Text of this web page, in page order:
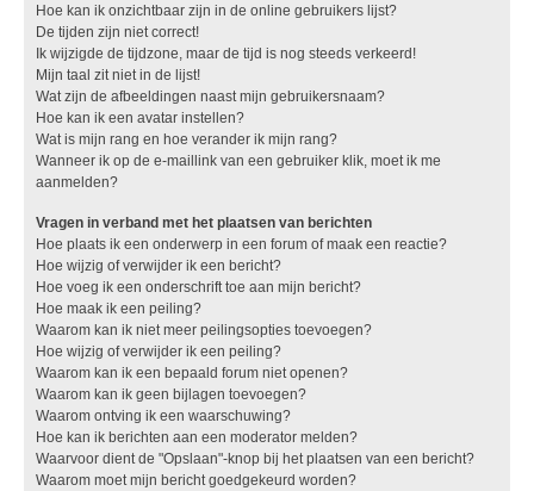
Hoe kan ik onzichtbaar zijn in de online gebruikers lijst?
De tijden zijn niet correct!
Ik wijzigde de tijdzone, maar de tijd is nog steeds verkeerd!
Mijn taal zit niet in de lijst!
Wat zijn de afbeeldingen naast mijn gebruikersnaam?
Hoe kan ik een avatar instellen?
Wat is mijn rang en hoe verander ik mijn rang?
Wanneer ik op de e-maillink van een gebruiker klik, moet ik me
aanmelden?
Vragen in verband met het plaatsen van berichten
Hoe plaats ik een onderwerp in een forum of maak een reactie?
Hoe wijzig of verwijder ik een bericht?
Hoe voeg ik een onderschrift toe aan mijn bericht?
Hoe maak ik een peiling?
Waarom kan ik niet meer peilingsopties toevoegen?
Hoe wijzig of verwijder ik een peiling?
Waarom kan ik een bepaald forum niet openen?
Waarom kan ik geen bijlagen toevoegen?
Waarom ontving ik een waarschuwing?
Hoe kan ik berichten aan een moderator melden?
Waarvoor dient de "Opslaan"-knop bij het plaatsen van een bericht?
Waarom moet mijn bericht goedgekeurd worden?